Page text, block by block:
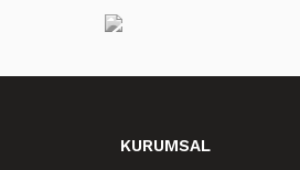
KURUMSAL